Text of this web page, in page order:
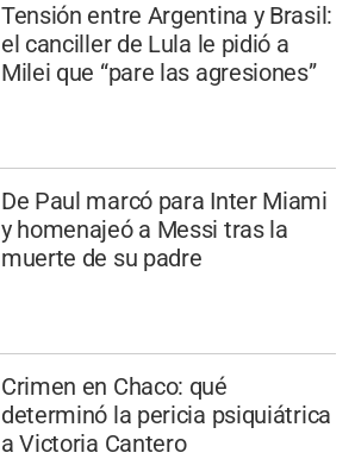
Tensión entre Argentina y Brasil:
el canciller de Lula le pidió a
Milei que “pare las agresiones”
De Paul marcó para Inter Miami
y homenajeó a Messi tras la
muerte de su padre
Crimen en Chaco: qué
determinó la pericia psiquiátrica
a Victoria Cantero